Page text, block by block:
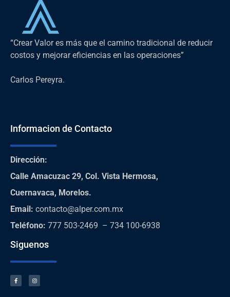
“Crear Valor es más que el camino tradicional de reducir
costos y mejorar eficiencias en las operaciones”
Carlos Pereyra.
Informacion de Contacto
Dirección:
Calle Amacuzac 29, Col. Vista Hermosa,
Cuernavaca, Morelos.
Email: contacto@alper.com.mx
Teléfono: 777 503-2469 – 734 100-6938
Siguenos